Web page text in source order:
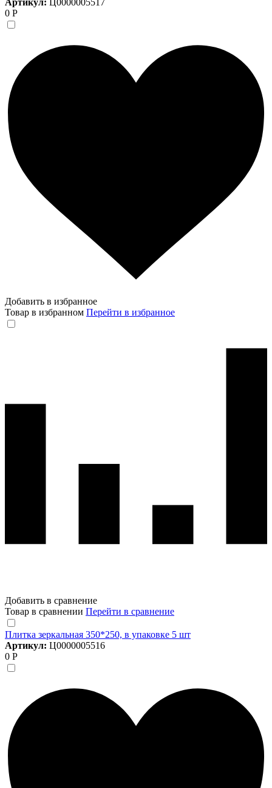
0 Р
Добавить в избранное
Товар в избранном Перейти в избранное
Добавить в сравнение
Товар в сравнении Перейти в сравнение
Плитка зеркальная 350*250, в упаковке 5 шт
Артикул: Ц0000005516
0 Р